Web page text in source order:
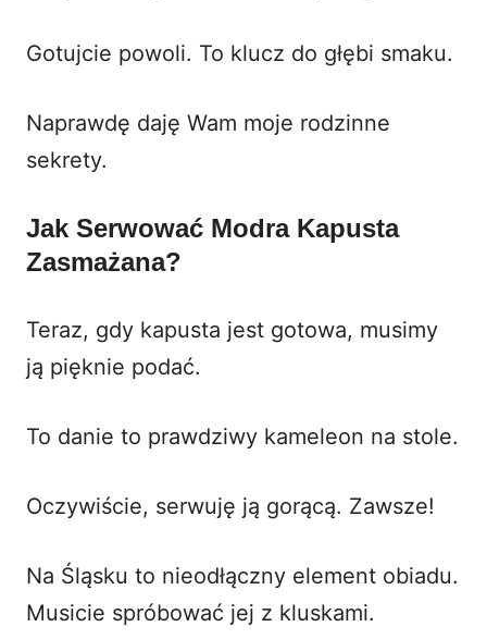
Gotujcie powoli. To klucz do głębi smaku.
Naprawdę daję Wam moje rodzinne
sekrety.
Jak Serwować Modra Kapusta
Zasmażana?
Teraz, gdy kapusta jest gotowa, musimy
ją pięknie podać.
To danie to prawdziwy kameleon na stole.
Oczywiście, serwuję ją gorącą. Zawsze!
Na Śląsku to nieodłączny element obiadu.
Musicie spróbować jej z kluskami.